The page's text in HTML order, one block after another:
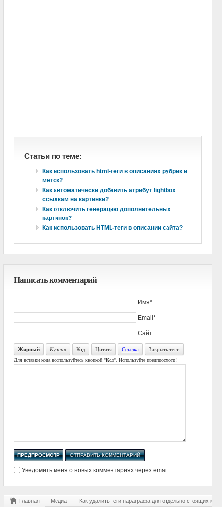
Статьи по теме:
Как использовать html-теги в описаниях рубрик и
меток?
Как автоматически добавить атрибут lightbox
ссылкам на картинки?
Как отключить генерацию дополнительных
картинок?
Как использовать HTML-теги в описании сайта?
Написать комментарий
Имя*
Email*
Сайт
Жирный Курсив Код Цитата Ссылка Закрыть теги
Для вставки кода воспользуйтесь кнопкой "Код". Используйте предпросмотр!
Уведомить меня о новых комментариях через email.
Главная Медиа Как удалить теги параграфа для отдельно стоящих